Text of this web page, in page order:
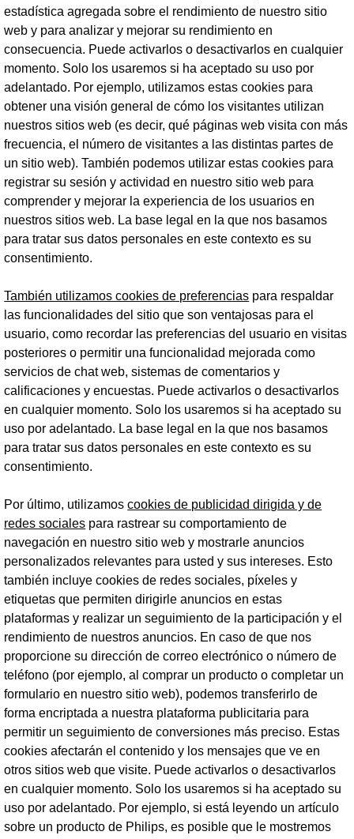
estadística agregada sobre el rendimiento de nuestro sitio
web y para analizar y mejorar su rendimiento en
consecuencia. Puede activarlos o desactivarlos en cualquier
momento. Solo los usaremos si ha aceptado su uso por
adelantado. Por ejemplo, utilizamos estas cookies para
obtener una visión general de cómo los visitantes utilizan
nuestros sitios web (es decir, qué páginas web visita con más
frecuencia, el número de visitantes a las distintas partes de
un sitio web). También podemos utilizar estas cookies para
registrar su sesión y actividad en nuestro sitio web para
comprender y mejorar la experiencia de los usuarios en
nuestros sitios web. La base legal en la que nos basamos
para tratar sus datos personales en este contexto es su
consentimiento.
También utilizamos cookies de preferencias para respaldar
las funcionalidades del sitio que son ventajosas para el
usuario, como recordar las preferencias del usuario en visitas
posteriores o permitir una funcionalidad mejorada como
servicios de chat web, sistemas de comentarios y
calificaciones y encuestas. Puede activarlos o desactivarlos
en cualquier momento. Solo los usaremos si ha aceptado su
uso por adelantado. La base legal en la que nos basamos
para tratar sus datos personales en este contexto es su
consentimiento.
Por último, utilizamoscookies de publicidad dirigida y de
redes sociales para rastrear su comportamiento de
navegación en nuestro sitio web y mostrarle anuncios
personalizados relevantes para usted y sus intereses. Esto
también incluye cookies de redes sociales, píxeles y
etiquetas que permiten dirigirle anuncios en estas
plataformas y realizar un seguimiento de la participación y el
rendimiento de nuestros anuncios. En caso de que nos
proporcione su dirección de correo electrónico o número de
teléfono (por ejemplo, al comprar un producto o completar un
formulario en nuestro sitio web), podemos transferirlo de
forma encriptada a nuestra plataforma publicitaria para
permitir un seguimiento de conversiones más preciso. Estas
cookies afectarán el contenido y los mensajes que ve en
otros sitios web que visite. Puede activarlos o desactivarlos
en cualquier momento. Solo los usaremos si ha aceptado su
uso por adelantado. Por ejemplo, si está leyendo un artículo
sobre un producto de Philips, es posible que le mostremos